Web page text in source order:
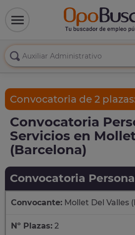
Convocatoria de 2
Convocatoria
Servicios en
(Barcelona)
Convocatoria
Convocante: Mollet Del Valles
Nº Plazas: 2